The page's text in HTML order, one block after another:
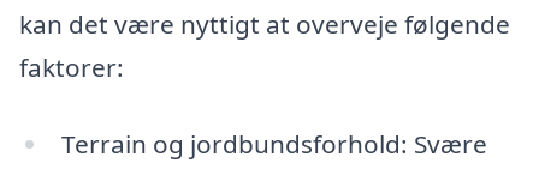
kan det være nyttigt at overveje følgende
faktorer:
Terrain og jordbundsforhold: Svære